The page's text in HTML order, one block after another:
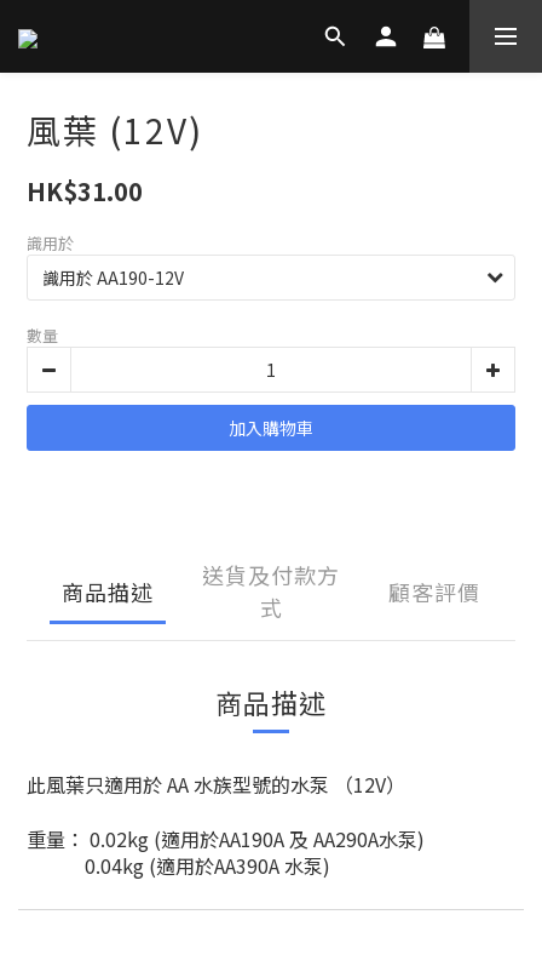
風葉 (12V)
HK$31.00
識用於
數量
加入購物車
商品描述
送貨及付款方
式
顧客評價
商品描述
此風葉只適用於 AA 水族型號的水泵 （12V）
重量： 0.02kg (適用於AA190A 及 AA290A水泵)
0.04kg (適用於AA390A 水泵)